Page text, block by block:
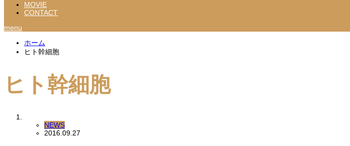
MOVIE
CONTACT
menu
ホーム
ヒト幹細胞
ヒト幹細胞
NEWS
2016.09.27